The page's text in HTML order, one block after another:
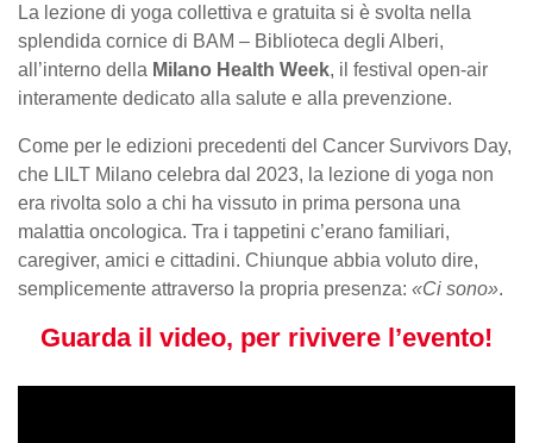
La lezione di yoga collettiva e gratuita si è svolta nella
splendida cornice di BAM – Biblioteca degli Alberi,
all’interno della Milano Health Week, il festival open-air
interamente dedicato alla salute e alla prevenzione.
Come per le edizioni precedenti del Cancer Survivors Day,
che LILT Milano celebra dal 2023, la lezione di yoga non
era rivolta solo a chi ha vissuto in prima persona una
malattia oncologica. Tra i tappetini c’erano familiari,
caregiver, amici e cittadini. Chiunque abbia voluto dire,
semplicemente attraverso la propria presenza: «Ci sono».
Guarda il video, per rivivere l’evento!